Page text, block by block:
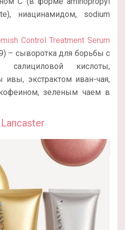
ниацинамидом, sodium
Control Treatment Serum
– сыворотка для борьбы с
кислоты,
ивы, экстрактом иван-чая,
зеленым чаем в